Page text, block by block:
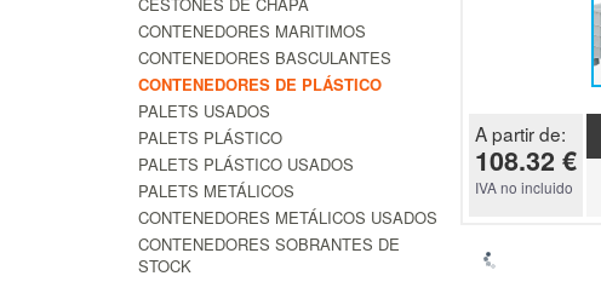
CONTENEDORES MARITIMOS
CONTENEDORES BASCULANTES
CONTENEDORES DE PLÁSTICO
PALETS USADOS
PALETS PLÁSTICO
PALETS PLÁSTICO USADOS
PALETS METÁLICOS
CONTENEDORES METÁLICOS USADOS
CONTENEDORES SOBRANTES DE
STOCK
A partir de:
108.32 €
IVA no incluido